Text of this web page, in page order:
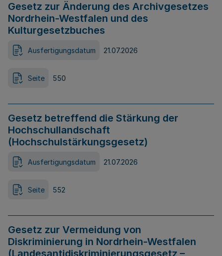
Gesetz zur Änderung des Archivgesetzes
Nordrhein-Westfalen und des
Kulturgesetzbuches
Ausfertigungsdatum 21.07.2026
Seite 550
Gesetz betreffend die Stärkung der
Hochschullandschaft
(Hochschulstärkungsgesetz)
Ausfertigungsdatum 21.07.2026
Seite 552
Gesetz zur Vermeidung von
Diskriminierung in Nordrhein-Westfalen
(Landesantidiskriminierungsgesetz –